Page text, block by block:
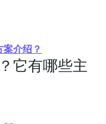
介绍？
它有哪些主